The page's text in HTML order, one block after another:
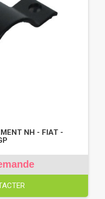
NH - FIAT -